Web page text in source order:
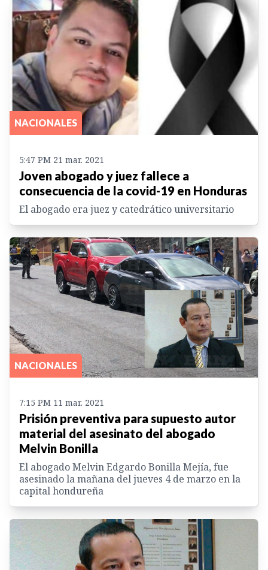
NACIONALES
5:47 PM 21 mar. 2021
Joven abogado y juez fallece a
consecuencia de la covid-19 en Honduras
El abogado era juez y catedrático universitario
NACIONALES
7:15 PM 11 mar. 2021
Prisión preventiva para supuesto autor
material del asesinato del abogado
Melvin Bonilla
El abogado Melvin Edgardo Bonilla Mejía, fue
asesinado la mañana del jueves 4 de marzo en la
capital hondureña